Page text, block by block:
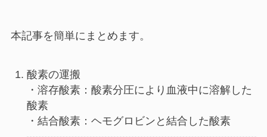
本記事を簡単にまとめます。
酸素の運搬
・溶存酸素：酸素分圧により血液中に溶解した
酸素
・結合酸素：ヘモグロビンと結合した酸素